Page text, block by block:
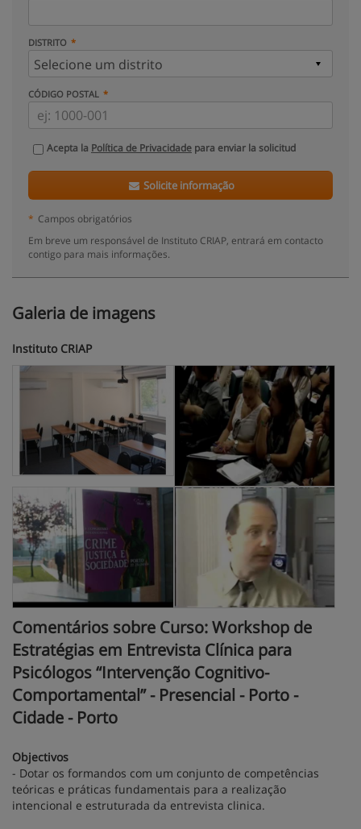
DISTRITO
CÓDIGO POSTAL
Acepta la Política de Privacidade para enviar la solicitud
Solicite informação
* Campos obrigatórios
Em breve um responsável de Instituto CRIAP, entrará em contacto
contigo para mais informações.
Galeria de imagens
Instituto CRIAP
Comentários sobre Curso: Workshop de
Estratégias em Entrevista Clínica para
Psicólogos “Intervenção Cognitivo-
Comportamental” - Presencial - Porto -
Cidade - Porto
Objectivos
- Dotar os formandos com um conjunto de competências
teóricas e práticas fundamentais para a realização
intencional e estruturada da entrevista clinica.